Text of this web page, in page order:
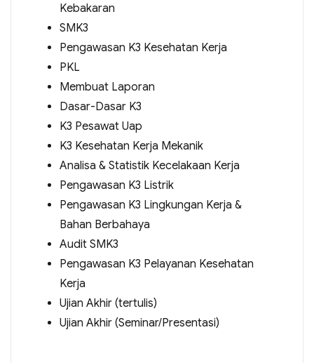
Kebakaran
SMK3
Pengawasan K3 Kesehatan Kerja
PKL
Membuat Laporan
Dasar-Dasar K3
K3 Pesawat Uap
K3 Kesehatan Kerja Mekanik
Analisa & Statistik Kecelakaan Kerja
Pengawasan K3 Listrik
Pengawasan K3 Lingkungan Kerja &
Bahan Berbahaya
Audit SMK3
Pengawasan K3 Pelayanan Kesehatan
Kerja
Ujian Akhir (tertulis)
Ujian Akhir (Seminar/Presentasi)